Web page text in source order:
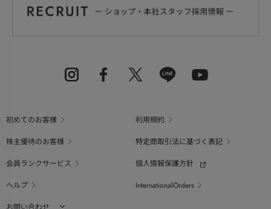
初めてのお客様
利用規約
株主優待のお客様
特定商取引法に基づく表記
会員ランクサービス
個人情報保護方針
ヘルプ
InternationalOrders